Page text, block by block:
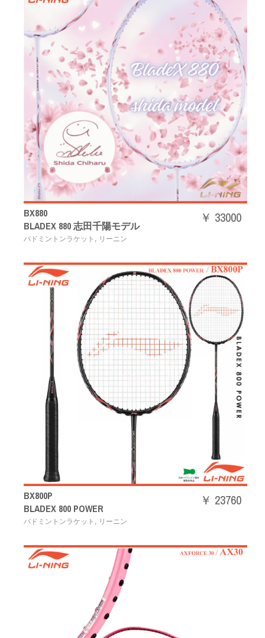
BX880
BLADEX 880 志田千陽モデル
バドミントンラケット , リーニン
￥ 33000
BX800P
BLADEX 800 POWER
バドミントンラケット , リーニン
￥ 23760